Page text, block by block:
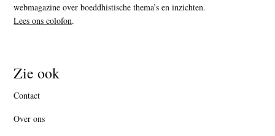
webmagazine over boeddhistische thema’s en inzichten.
Lees ons colofon.
Zie ook
Contact
Over ons